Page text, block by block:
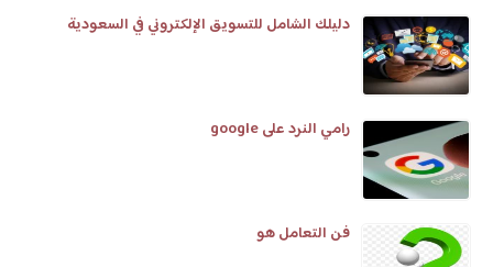
دليلك الشامل للتسويق الإلكتروني في السعودية
رامي النرد على google
فن التعامل هو